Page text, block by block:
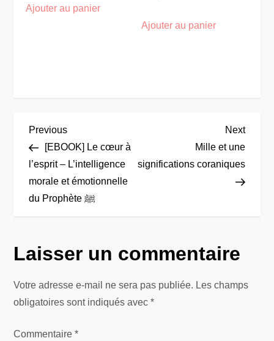
Ajouter au panier
Ajouter au panier
N
a
v
g
a
t
i
Previous
Post
Previous
[EBOOK] Le cœur à
l’esprit – L’intelligence
morale et émotionnelle
du Prophète ﷺ
Next
Post
Next
Mille et une
significations coraniques
Laisser un commentaire
Votre adresse e-mail ne sera pas publiée. Les champs
obligatoires sont indiqués avec*
Commentaire*